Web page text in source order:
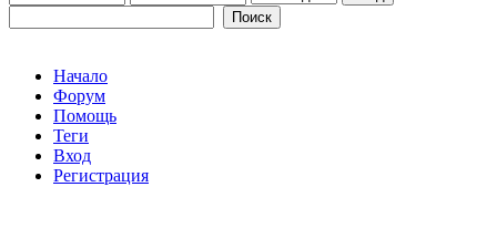
Начало
Форум
Помощь
Теги
Вход
Регистрация